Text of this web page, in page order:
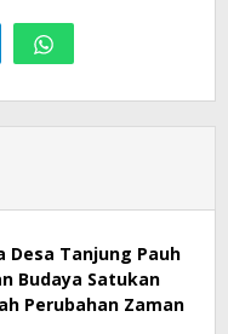
Desa Tanjung Pauh
Budaya Satukan
Perubahan Zaman